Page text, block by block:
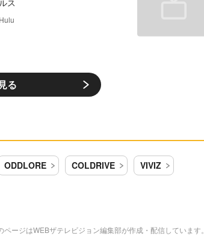
ルス
Hulu
る
ODDLORE COLDRIVE VIVIZ
ページはWEBザテレビジョン編集部が作成・配信しています。